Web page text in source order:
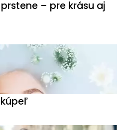
– pre krásu aj